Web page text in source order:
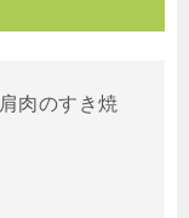
肉のすき焼